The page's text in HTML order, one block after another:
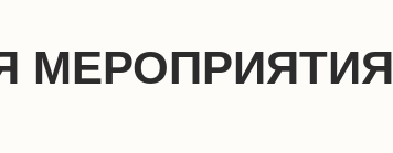
МЕРОПРИЯТИЯ